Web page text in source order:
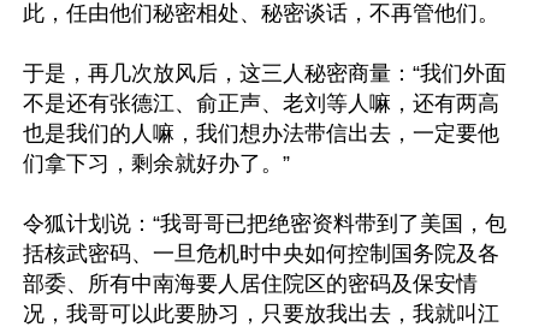
此，任由他们秘密相处、秘密谈话，不再管他们。
于是，再几次放风后，这三人秘密商量：“我们外面
不是还有张德江、俞正声、老刘等人嘛，还有两高
也是我们的人嘛，我们想办法带信出去，一定要他
们拿下习，剩余就好办了。”
令狐计划说：“我哥哥已把绝密资料带到了美国，包
括核武密码、一旦危机时中央如何控制国务院及各
部委、所有中南海要人居住院区的密码及保安情
况，我哥可以此要胁习，只要放我出去，我就叫江